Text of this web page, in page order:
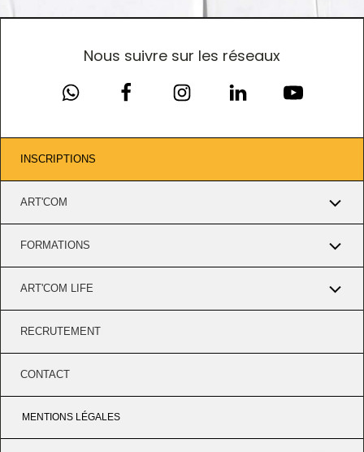
Nous suivre sur les réseaux
INSCRIPTIONS
ART'COM
FORMATIONS
ART'COM LIFE
RECRUTEMENT
CONTACT
MENTIONS LÉGALES